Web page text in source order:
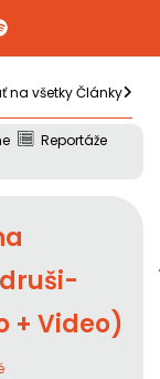
na všetky Články
Reportáže
+ Video)